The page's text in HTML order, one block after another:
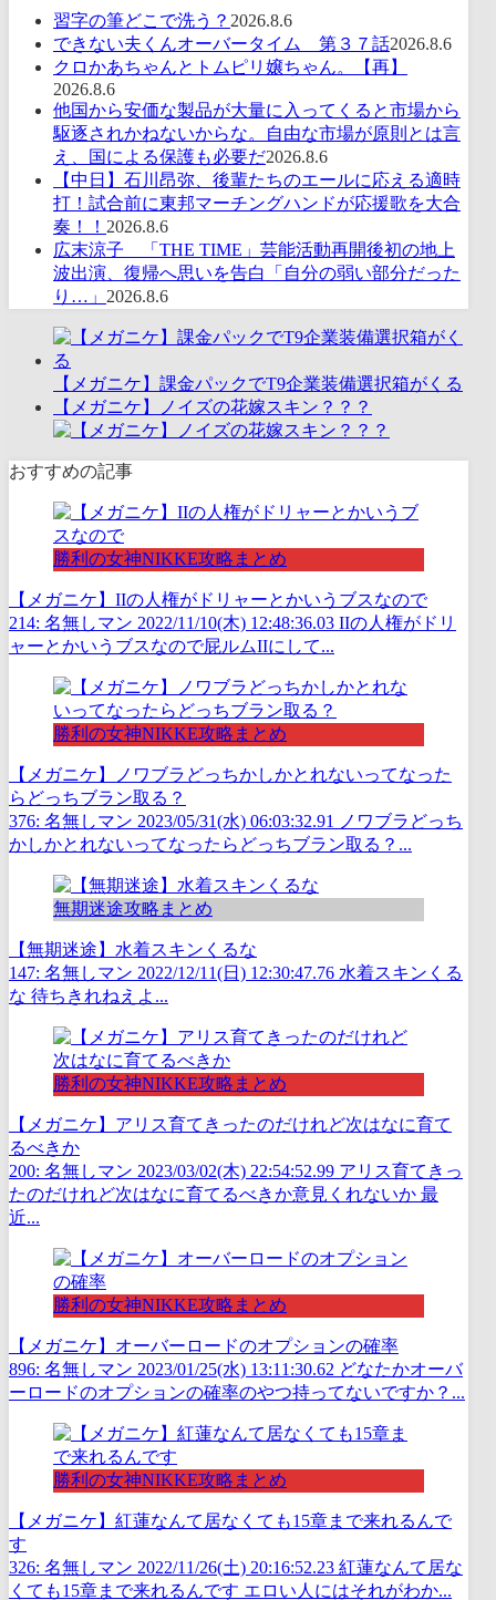
習字の筆どこで洗う？ 2026.8.6
できない夫くんオーバータイム 第３７話2026.8.6
クロかあちゃんとトムピリ嬢ちゃん。【再】
2026.8.6
他国から安価な製品が大量に入ってくると市場から
駆逐されかねないからな。自由な市場が原則とは言
え、国による保護も必要だ2026.8.6
【中日】石川昂弥、後輩たちのエールに応える適時
打！試合前に東邦マーチングハンドが応援歌を大合
奏！！ 2026.8.6
広末涼子 「THE TIME」芸能活動再開後初の地上
波出演、復帰へ思いを告白「自分の弱い部分だった
り…」 2026.8.6
【メガニケ】課金パックでT9企業装備選択箱がくる
【メガニケ】ノイズの花嫁スキン？？？
おすすめの記事
勝利の女神NIKKE攻略まとめ
【メガニケ】IIの人権がドリャーとかいうブスなので
214: 名無しマン 2022/11/10(木) 12:48:36.03 IIの人権がドリ
ャーとかいうブスなので屁ルムIIにして...
勝利の女神NIKKE攻略まとめ
【メガニケ】ノワブラどっちかしかとれないってなった
らどっちブラン取る？
376: 名無しマン 2023/05/31(水) 06:03:32.91 ノワブラどっち
かしかとれないってなったらどっちブラン取る？...
無期迷途攻略まとめ
【無期迷途】水着スキンくるな
147: 名無しマン 2022/12/11(日) 12:30:47.76 水着スキンくる
な 待ちきれねえよ...
勝利の女神NIKKE攻略まとめ
【メガニケ】アリス育てきったのだけれど次はなに育て
るべきか
200: 名無しマン 2023/03/02(木) 22:54:52.99 アリス育てきっ
たのだけれど次はなに育てるべきか意見くれないか 最
近...
勝利の女神NIKKE攻略まとめ
【メガニケ】オーバーロードのオプションの確率
896: 名無しマン 2023/01/25(水) 13:11:30.62 どなたかオーバ
ーロードのオプションの確率のやつ持ってないですか？...
勝利の女神NIKKE攻略まとめ
【メガニケ】紅蓮なんて居なくても15章まで来れるんで
す
326: 名無しマン 2022/11/26(土) 20:16:52.23 紅蓮なんて居な
くても15章まで来れるんです エロい人にはそれがわか...